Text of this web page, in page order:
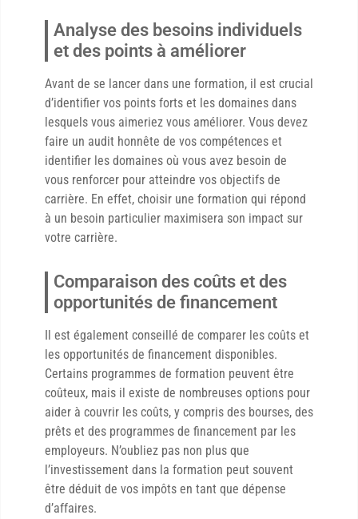
Analyse des besoins individuels
et des points à améliorer
Avant de se lancer dans une formation, il est crucial
d’identifier vos points forts et les domaines dans
lesquels vous aimeriez vous améliorer. Vous devez
faire un audit honnête de vos compétences et
identifier les domaines où vous avez besoin de
vous renforcer pour atteindre vos objectifs de
carrière. En effet, choisir une formation qui répond
à un besoin particulier maximisera son impact sur
votre carrière.
Comparaison des coûts et des
opportunités de financement
Il est également conseillé de comparer les coûts et
les opportunités de financement disponibles.
Certains programmes de formation peuvent être
coûteux, mais il existe de nombreuses options pour
aider à couvrir les coûts, y compris des bourses, des
prêts et des programmes de financement par les
employeurs. N’oubliez pas non plus que
l’investissement dans la formation peut souvent
être déduit de vos impôts en tant que dépense
d’affaires.